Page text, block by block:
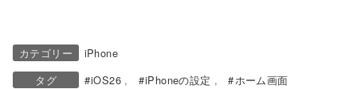
カテゴリー
iPhone
タグ
iOS26 iPhoneの設定 ホーム画面